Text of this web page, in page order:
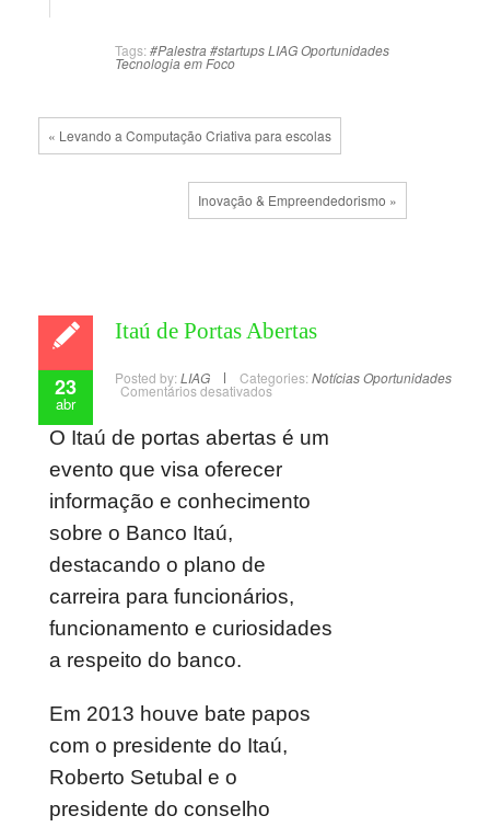
Tags: #Palestra #startupsLIAGOportunidades
Tecnologia em Foco
« Levando a Computação Criativa para escolas
Inovação & Empreendedorismo »
23
abr
Itaú de Portas Abertas
Posted by: LIAG Categories: NotíciasOportunidades
Comentários desativados
O Itaú de portas abertas é um
evento que visa oferecer
informação e conhecimento
sobre o Banco Itaú,
destacando o plano de
carreira para funcionários,
funcionamento e curiosidades
a respeito do banco.
Em 2013 houve bate papos
com o presidente do Itaú,
Roberto Setubal e o
presidente do conselho